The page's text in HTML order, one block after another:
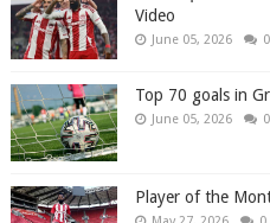
Video
June 05, 2026 0
Top 70 goals in
June 05, 2026 0
Player of the